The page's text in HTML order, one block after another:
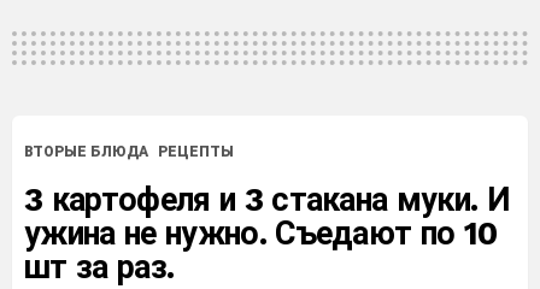
ВТОРЫЕ БЛЮДА РЕЦЕПТЫ
3 картофеля и 3 стакана муки. И
ужина не нужно. Съедают по 10
шт за раз.